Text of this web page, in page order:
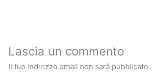
Lascia un commento
Il tuo indirizzo email non sarà pubblicato.